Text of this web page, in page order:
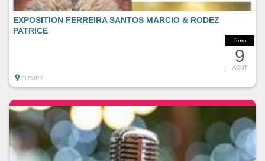
from
9
AOUT
EXPOSITION FERREIRA SANTOS MARCIO & RODEZ
PATRICE
FLEURY